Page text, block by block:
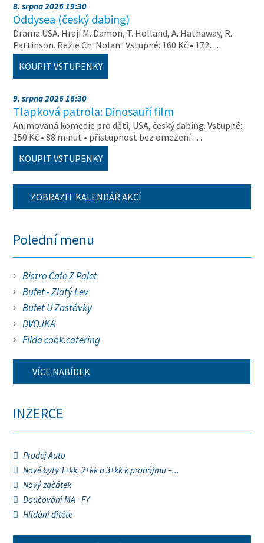
8. srpna 2026 19:30
Oddysea (český dabing)
Drama USA. Hrají M. Damon, T. Holland, A. Hathaway, R.
Pattinson. Režie Ch. Nolan. Vstupné: 160 Kč • 172…
KOUPIT VSTUPENKY
9. srpna 2026 16:30
Tlapková patrola: Dinosauří film
Animovaná komedie pro děti, USA, český dabing. Vstupné:
150 Kč • 88 minut • přístupnost bez omezení …
KOUPIT VSTUPENKY
ZOBRAZIT KALENDÁŘ AKCÍ
Polední menu
Bistro Cafe Z Palet
Bufet - Zlatý Lev
Bufet U Zastávky
DVOJKA
Filda cook.catering
VÍCE NABÍDEK
INZERCE
Prodej Auto
Nové byty 1+kk, 2+kk a 3+kk k pronájmu –...
Nový začátek
Doučování MA - FY
Hlídání dítěte